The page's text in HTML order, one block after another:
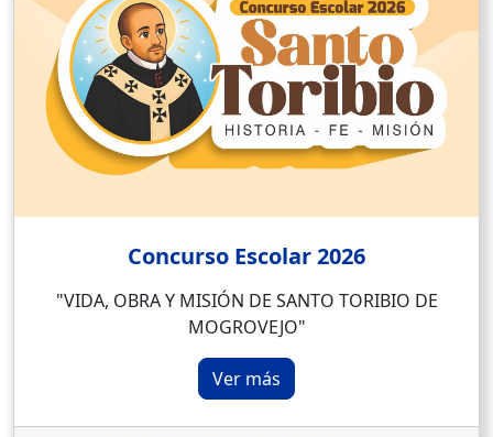
Concurso Escolar 2026
"VIDA, OBRA Y MISIÓN DE SANTO TORIBIO DE
MOGROVEJO"
Ver más